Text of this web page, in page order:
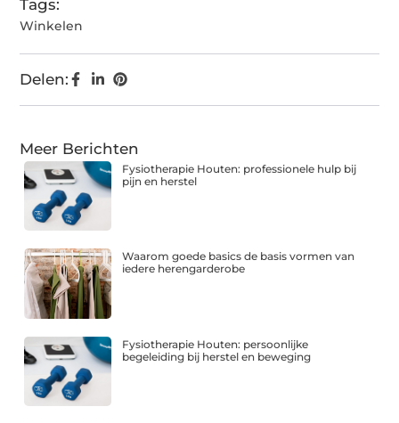
Tags:
Winkelen
Delen:
Meer Berichten
Fysiotherapie Houten: professionele hulp bij
pijn en herstel
Waarom goede basics de basis vormen van
iedere herengarderobe
Fysiotherapie Houten: persoonlijke
begeleiding bij herstel en beweging